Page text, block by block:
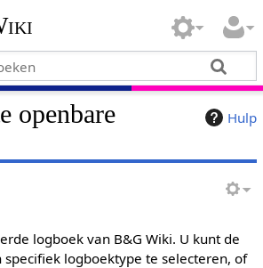
Hulp
openbare
logboek van B&G Wiki. U kunt de
logboektype te selecteren, of